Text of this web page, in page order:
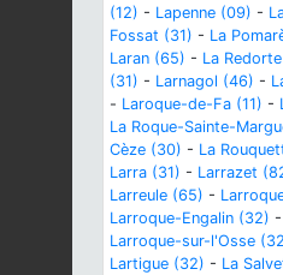
(12) - Lapenne (09) -
Fossat (31) - La
Laran (65) - La
(31) - Larnagol (46) -
- Laroque-de-Fa (11) -
La Roque-Sainte-
Cèze (30) - La
Larra (31) - Larrazet
Larreule (65) -
Larroque-Engalin (32) -
Larroque-sur-l'Osse
Lartigue (32) - La